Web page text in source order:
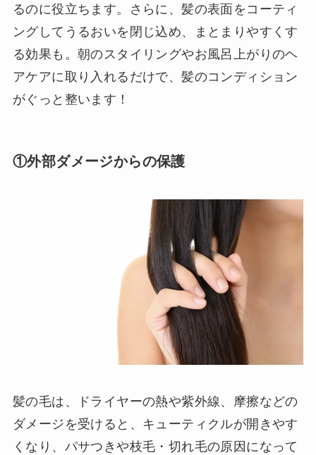
るのに役立ちます。さらに、髪の表面をコーティ
ングしてうるおいを閉じ込め、まとまりやすくす
る効果も。朝のスタイリングやお風呂上がりのヘ
アケアに取り入れるだけで、髪のコンディション
がぐっと整います！
①外部ダメージからの保護
髪の毛は、ドライヤーの熱や紫外線、摩擦などの
ダメージを受けると、キューティクルが開きやす
くなり、パサつきや枝毛・切れ毛の原因になって